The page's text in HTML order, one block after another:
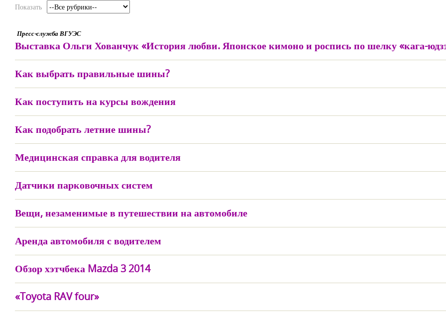
Показать
Пресс-служба ВГУЭС
Выставка Ольги Хованчук «История любви. Японское кимоно и роспись по шелку «кага-
Как выбрать правильные шины?
Как поступить на курсы вождения
Как подобрать летние шины?
Медицинская справка для водителя
Датчики парковочных систем
Вещи, незаменимые в путешествии на автомобиле
Аренда автомобиля с водителем
Обзор хэтчбека Mazda 3 2014
«Toyota RAV four»